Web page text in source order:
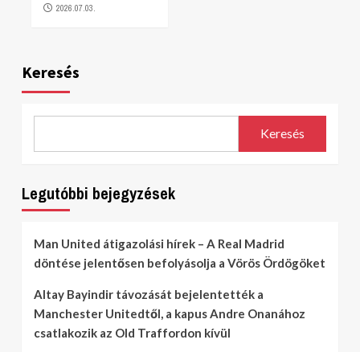
2026.07.03.
Keresés
Keresés
Legutóbbi bejegyzések
Man United átigazolási hírek – A Real Madrid
döntése jelentősen befolyásolja a Vörös Ördögöket
Altay Bayindir távozását bejelentették a
Manchester Unitedtől, a kapus Andre Onanához
csatlakozik az Old Traffordon kívül